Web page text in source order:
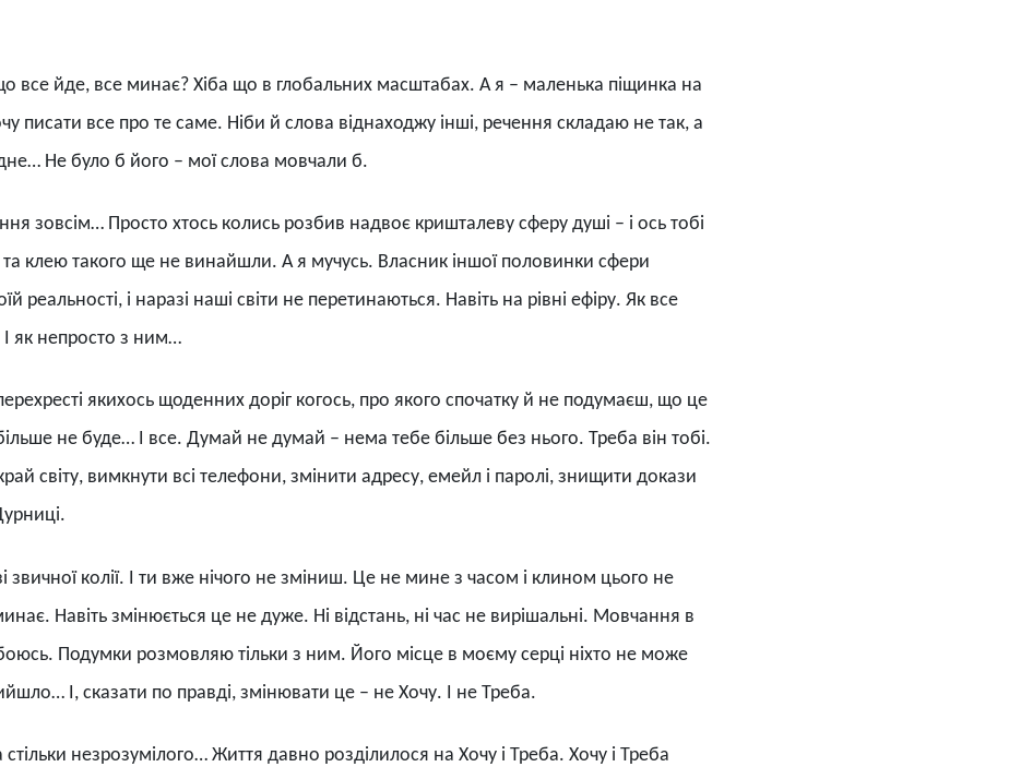
все йде, все минає? Хіба що в глобальних масштабах. А я – маленька піщинка на
писати все про те саме. Ніби й слова віднаходжу інші, речення складаю не так, а
Не було б його – мої слова мовчали б.
зовсім… Просто хтось колись розбив надвоє кришталеву сферу душі – і ось тобі
та клею такого ще не винайшли. А я мучусь. Власник іншої половинки сфери
реальності, і наразі наші світи не перетинаються. Навіть на рівні ефіру. Як все
як непросто з ним…
якихось щоденних доріг когось, про якого спочатку й не подумаєш, що це
не буде… І все. Думай не думай – нема тебе більше без нього. Треба він тобі.
світу, вимкнути всі телефони, змінити адресу, емейл і паролі, знищити докази
звичної колії. І ти вже нічого не зміниш. Це не мине з часом і клином цього не
Навіть змінюється це не дуже. Ні відстань, ні час не вирішальні. Мовчання в
Подумки розмовляю тільки з ним. Його місце в моєму серці ніхто не може
І, сказати по правді, змінювати це – не Хочу. І не Треба.
незрозумілого… Життя давно розділилося на Хочу і Треба. Хочу і Треба